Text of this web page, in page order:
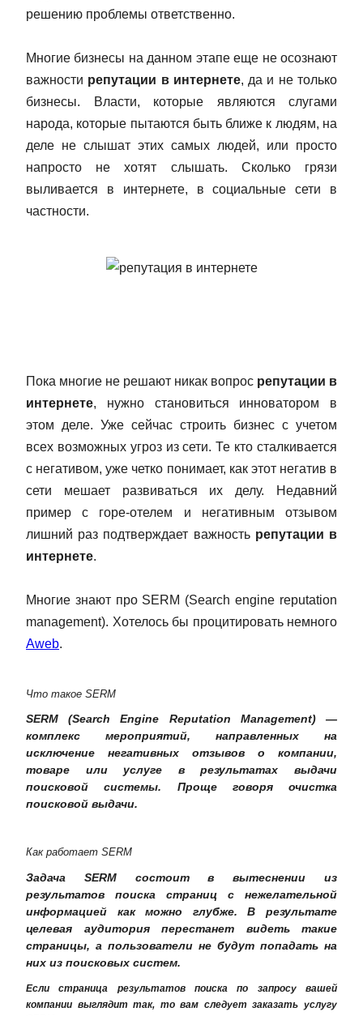
решению проблемы ответственно.
Многие бизнесы на данном этапе еще не осознают
важности репутации в интернете, да и не только
бизнесы. Власти, которые являются слугами
народа, которые пытаются быть ближе к людям, на
деле не слышат этих самых людей, или просто
напросто не хотят слышать. Сколько грязи
выливается в интернете, в социальные сети в
частности.
Пока многие не решают никак вопрос репутации в
интернете, нужно становиться инноватором в
этом деле. Уже сейчас строить бизнес с учетом
всех возможных угроз из сети. Те кто сталкивается
с негативом, уже четко понимает, как этот негатив в
сети мешает развиваться их делу. Недавний
пример с горе-отелем и негативным отзывом
лишний раз подтверждает важность репутации в
интернете.
Многие знают про SERM (Search engine reputation
management). Хотелось бы процитировать немного
Aweb.
Что такое SERM
SERM (Search Engine Reputation Management) —
комплекс мероприятий, направленных на
исключение негативных отзывов о компании,
товаре или услуге в результатах выдачи
поисковой системы. Проще говоря очистка
поисковой выдачи.
Как работает SERM
Задача SERM состоит в вытеснении из
результатов поиска страниц с нежелательной
информацией как можно глубже. В результате
целевая аудитория перестанет видеть такие
страницы, а пользователи не будут попадать на
них из поисковых систем.
Если страница результатов поиска по запросу вашей
компании выглядит так, то вам следует заказать услугу